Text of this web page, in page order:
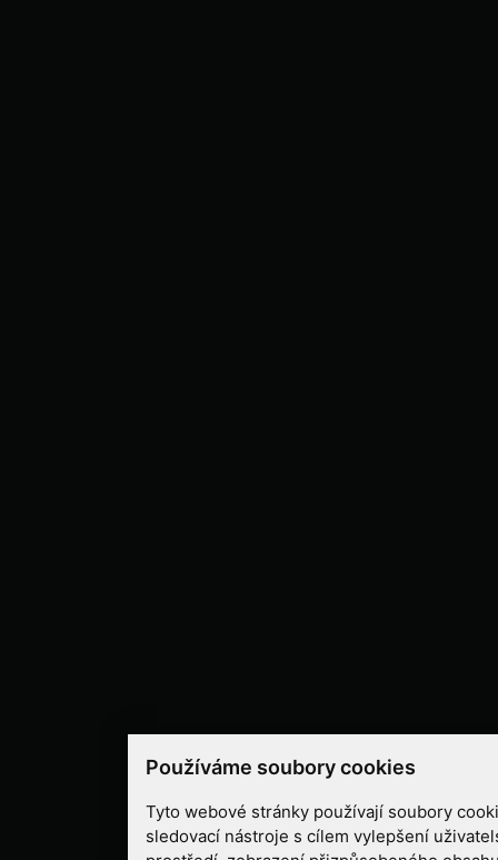
Používáme soubory cookies
Tyto webové stránky používají soubory
sledovací nástroje s cílem vylepšení